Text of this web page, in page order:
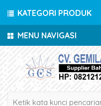
MENU NAVIGASI
KATEGORI PRODUK